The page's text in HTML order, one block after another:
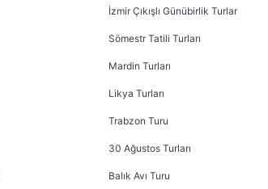
İzmir Çıkışlı Günübirlik Turlar
Sömestr Tatili Turları
Mardin Turları
Likya Turları
Trabzon Turu
30 Ağustos Turları
Balık Avı Turu